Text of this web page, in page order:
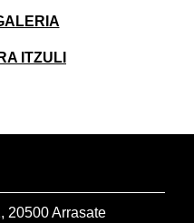
ITZULI
20500 Arrasate